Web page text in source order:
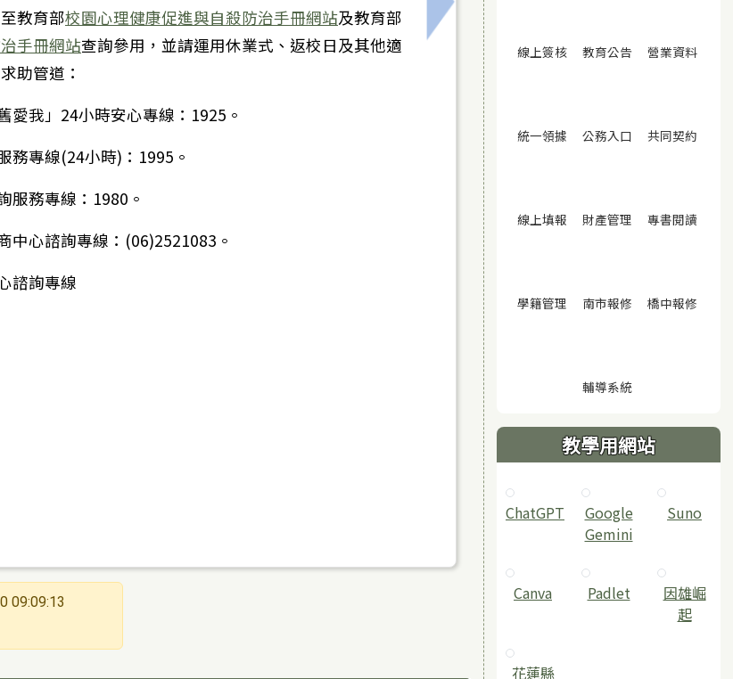
愛文教基金會（以下簡稱本會）辦理2026年度「心中有光・教室有春天～和氣大愛教師身心靈成長營
教育部校園心理健康促進與自殺防治手冊網站及教育部
手冊網站查詢參用，並請運用休業式、返校日及其他適
助管道：
愛我」24小時安心專線：1925。
務專線(24小時)：1995。
服務專線：1980。
中心諮詢專線：(06)2521083。
諮詢專線
下一筆：臺南市衛生局與奇美醫療財團
09:09:13
線上簽核(另開視窗)
教育公告(另開視窗)
營業資料(另開
統一領據 (另開視窗)
公務入口 (另開視窗)
共同契約
線上填報 (另開視窗)
財產管理 (另開視窗)
專書閱讀
學籍管理 (另開視窗)
南市報修 (另開視窗)
橋中報修
輔導系統(另開視窗)
教學用網站
ChatGPT
‎Google
Gemini
Suno
Canva Padlet
因雄崛
起
花蓮縣